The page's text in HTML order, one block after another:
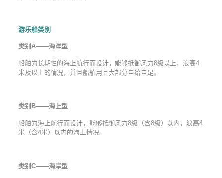
游乐船类别
类别A——海洋型
船舶为长期性的海上航行而设计，能够抵御风力8级以上，浪高4
米及以上的情况，并且船舶用品大部分自给自足。
类别B——海上型
船舶为海上航行而设计，能够抵御风力8级（含8级）以内，浪高4
米（含4米）以内的海上情况。
类别C——海岸型